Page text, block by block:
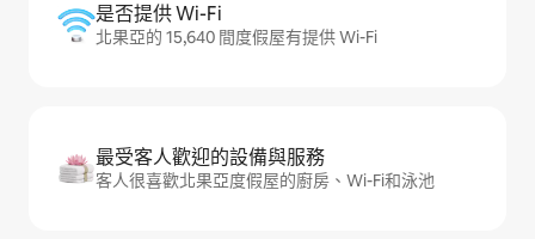
是否提供 Wi-Fi
北果亞的 15,640 間度假屋有提供 Wi-Fi
最受客人歡迎的設備與服務
客人很喜歡北果亞度假屋的廚房、Wi-Fi和泳池